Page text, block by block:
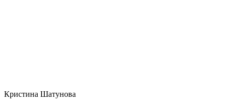
Кристина Шатунова